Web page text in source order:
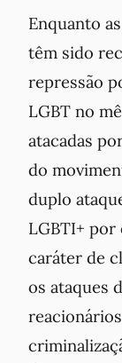
Enquanto
têm sido
repressão
LGBT no
atacadas
do
duplo
LGBTI+ por
caráter de
os ataques